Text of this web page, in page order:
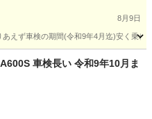
8月9日
えず車検の期間(令和9年4月迄)安く乗
ムーブコンテ車検長い 令和9年10月ま